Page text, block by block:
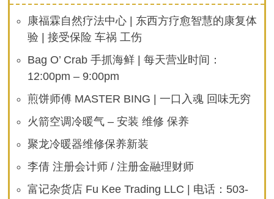
康福霖自然疗法中心 | 东西方疗愈智慧的康复体
验 | 接受保险 车祸 工伤
Bag O’ Crab 手抓海鲜 | 每天营业时间：
12:00pm – 9:00pm
煎饼师傅 MASTER BING | 一口入魂 回味无穷
火箭空调冷暖气 – 安装 维修 保养
聚龙冷暖器维修保养新装
李倩 注册会计师 / 注册金融理财师
富记杂货店 Fu Kee Trading LLC | 电话：503-